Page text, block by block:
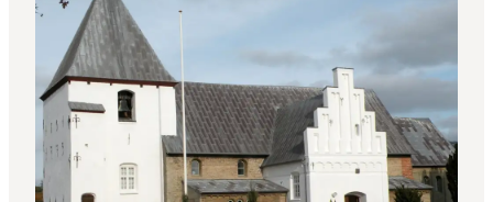
Oplevelser
Byer & Steder
Det sker
Overnatning
Planlæg din ferie
Booking